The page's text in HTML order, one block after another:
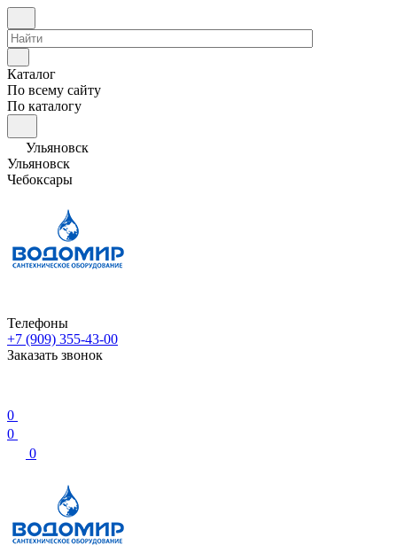
Каталог
По всему сайту
По каталогу
Ульяновск
Ульяновск
Чебоксары
Телефоны
+7 (909) 355-43-00
Заказать звонок
0
0
0